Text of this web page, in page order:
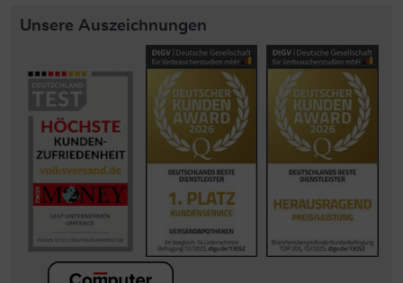
Unsere Auszeichnungen